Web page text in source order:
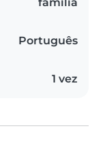
família
Português
1 vez